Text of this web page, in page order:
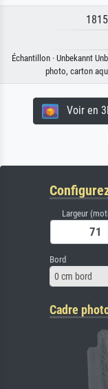
Échantillon · Unbekannt
photo, carton
Voir en
Largeur
Bord
0 cm bord
Cadre